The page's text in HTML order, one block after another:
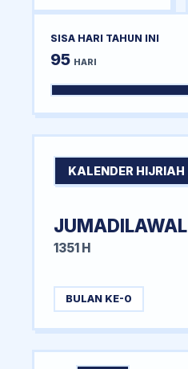
SISA HARI TAHUN INI
95 HARI
KALENDER HIJRIAH
JUMADILAWAL
1351 H
BULAN KE-0